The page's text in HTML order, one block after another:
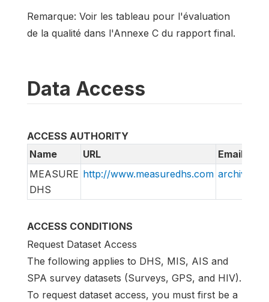
Remarque: Voir les tableau pour l'évaluation
de la qualité dans l'Annexe C du rapport final.
Data Access
ACCESS AUTHORITY
Name
URL
Email
MEASURE
DHS
http://www.measuredhs.com
ACCESS CONDITIONS
Request Dataset Access
The following applies to DHS, MIS, AIS and
SPA survey datasets (Surveys, GPS, and HIV).
To request dataset access, you must first be a